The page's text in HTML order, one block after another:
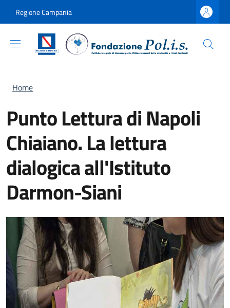
Regione Campania
Briciole di pane
Home
Punto Lettura di Napoli
Chiaiano. La lettura
dialogica all'Istituto
Darmon-Siani